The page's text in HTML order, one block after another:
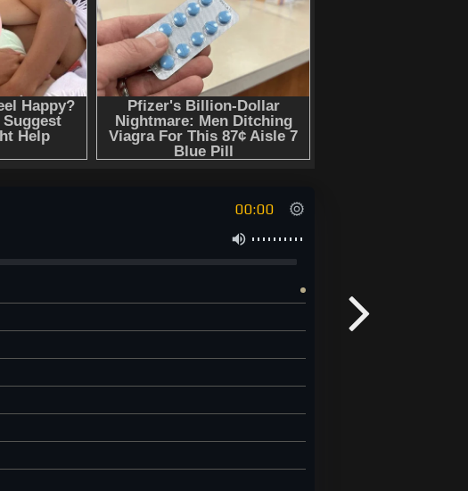
00:00